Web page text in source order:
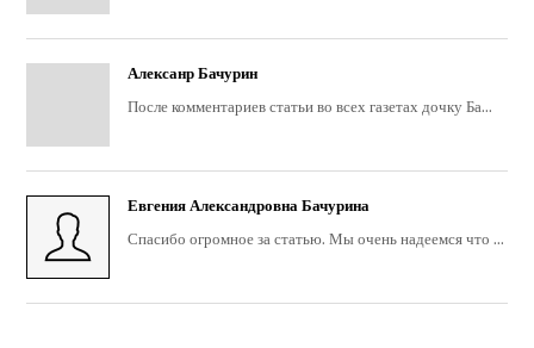
Алексанр Бачурин
После комментариев статьи во всех газетах дочку Ба...
Евгения Александровна Бачурина
Спасибо огромное за статью. Мы очень надеемся что ...